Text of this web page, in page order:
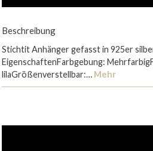
Beschreibung
Stichtit Anhänger gefasst in 925er
EigenschaftenFarbgebung:
lilaGrößenverstellbar:… Mehr